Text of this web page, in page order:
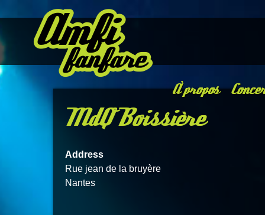
À propos
MdQ Boissière
Address
Rue jean de la bruyère
Nantes